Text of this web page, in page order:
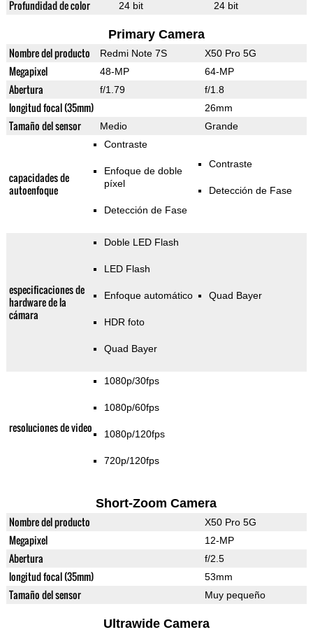
Profundidad de color 24 bit 24 bit
Primary Camera
Nombre del producto Redmi Note 7S X50 Pro 5G
Megapixel 48-MP 64-MP
Abertura f/1.79 f/1.8
longitud focal (35mm) 26mm
Tamaño del sensor Medio Grande
capacidades de
autoenfoque
Contraste
Enfoque de doble
píxel
Detección de Fase
Contraste
Detección de Fase
especificaciones de
hardware de la
cámara
Doble LED Flash
LED Flash
Enfoque automático
HDR foto
Quad Bayer
Quad Bayer
resoluciones de video
1080p/30fps
1080p/60fps
1080p/120fps
720p/120fps
Short-Zoom Camera
Nombre del producto X50 Pro 5G
Megapixel 12-MP
Abertura f/2.5
longitud focal (35mm) 53mm
Tamaño del sensor Muy pequeño
Ultrawide Camera